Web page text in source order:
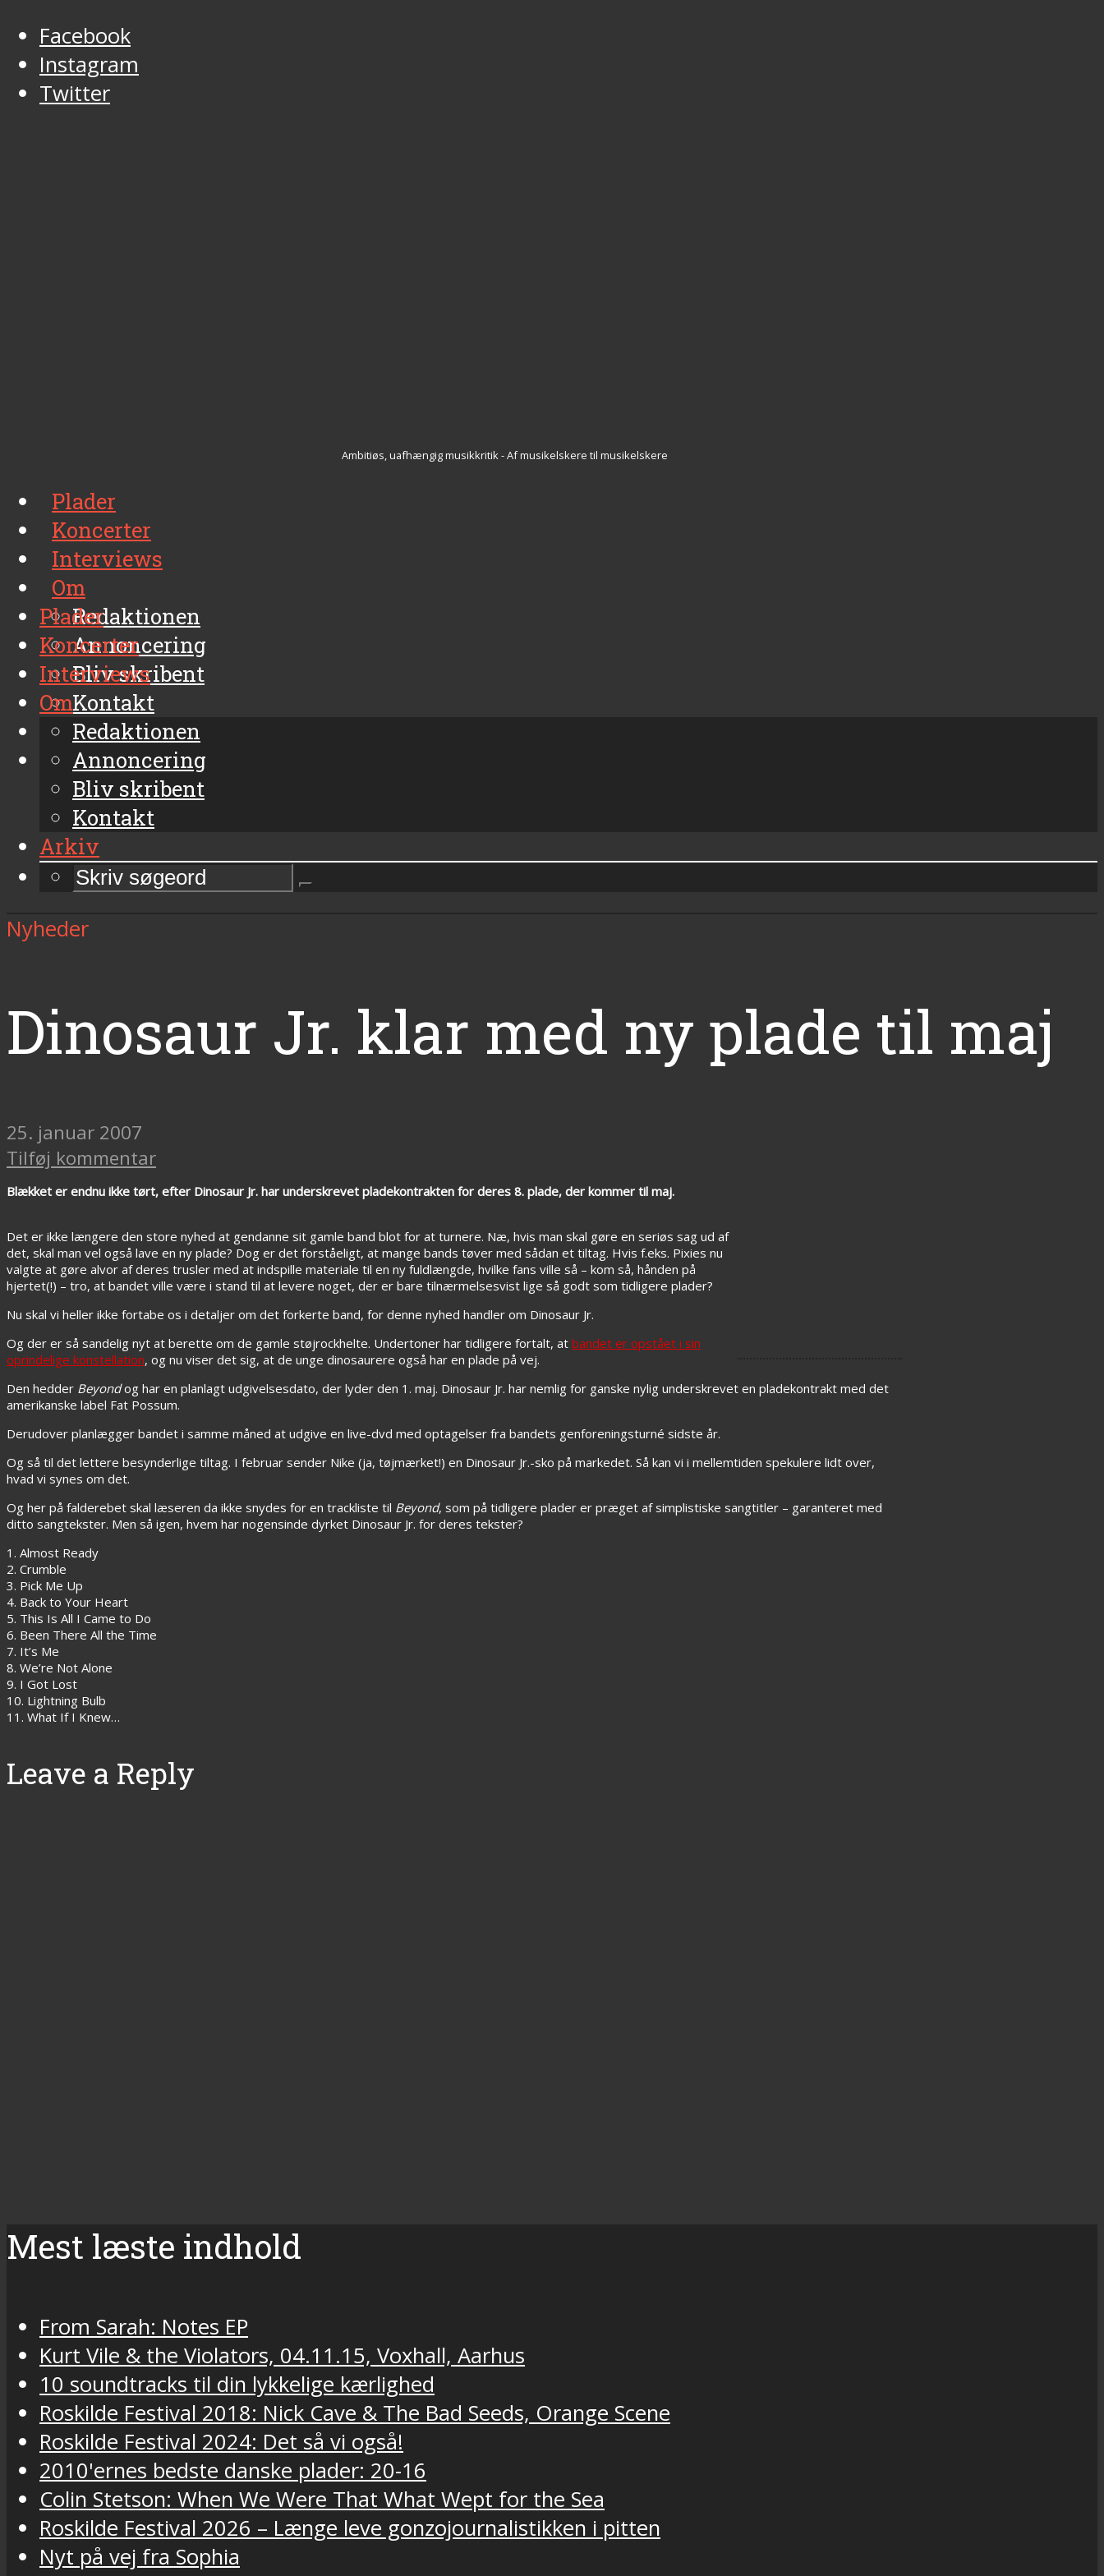
Facebook
Instagram
Twitter
Ambitiøs, uafhængig musikkritik - Af musikelskere til musikelskere
Plader
Koncerter
Interviews
Om
Redaktionen
Annoncering
Bliv skribent
Kontakt
Arkiv
Plader
Koncerter
Interviews
Om
Redaktionen
Annoncering
Bliv skribent
Kontakt
Arkiv
Nyheder
Dinosaur Jr. klar med ny plade til maj
25. januar 2007
Tilføj kommentar
Blækket er endnu ikke tørt, efter Dinosaur Jr. har underskrevet pladekontrakten for deres 8. plade, der kommer til maj.
Det er ikke længere den store nyhed at gendanne sit gamle band blot for at turnere. Næ, hvis man skal gøre en seriøs sag ud af
det, skal man vel også lave en ny plade? Dog er det forståeligt, at mange bands tøver med sådan et tiltag. Hvis f.eks. Pixies nu
valgte at gøre alvor af deres trusler med at indspille materiale til en ny fuldlængde, hvilke fans ville så – kom så, hånden på
hjertet(!) – tro, at bandet ville være i stand til at levere noget, der er bare tilnærmelsesvist lige så godt som tidligere plader?
Nu skal vi heller ikke fortabe os i detaljer om det forkerte band, for denne nyhed handler om Dinosaur Jr.
Og der er så sandelig nyt at berette om de gamle støjrockhelte. Undertoner har tidligere fortalt, at bandet er opstået i sin
oprindelige konstellation, og nu viser det sig, at de unge dinosaurere også har en plade på vej.
Den hedder Beyondog har en planlagt udgivelsesdato, der lyder den 1. maj. Dinosaur Jr. har nemlig for ganske nylig underskrevet en pladekontrakt med det
amerikanske label Fat Possum.
Derudover planlægger bandet i samme måned at udgive en live-dvd med optagelser fra bandets genforeningsturné sidste år.
Og så til det lettere besynderlige tiltag. I februar sender Nike (ja, tøjmærket!) en Dinosaur Jr.-sko på markedet. Så kan vi i mellemtiden spekulere lidt over,
hvad vi synes om det.
Og her på falderebet skal læseren da ikke snydes for en trackliste til Beyond, som på tidligere plader er præget af simplistiske sangtitler – garanteret med
ditto sangtekster. Men så igen, hvem har nogensinde dyrket Dinosaur Jr. for deres tekster?
1. Almost Ready
2. Crumble
3. Pick Me Up
4. Back to Your Heart
5. This Is All I Came to Do
6. Been There All the Time
7. It’s Me
8. We’re Not Alone
9. I Got Lost
10. Lightning Bulb
11. What If I Knew…
Leave a Reply
Mest læste indhold
From Sarah: Notes EP
Kurt Vile & the Violators, 04.11.15, Voxhall, Aarhus
10 soundtracks til din lykkelige kærlighed
Roskilde Festival 2018: Nick Cave & The Bad Seeds, Orange Scene
Roskilde Festival 2024: Det så vi også!
2010'ernes bedste danske plader: 20-16
Colin Stetson: When We Were That What Wept for the Sea
Roskilde Festival 2026 – Længe leve gonzojournalistikken i pitten
Nyt på vej fra Sophia